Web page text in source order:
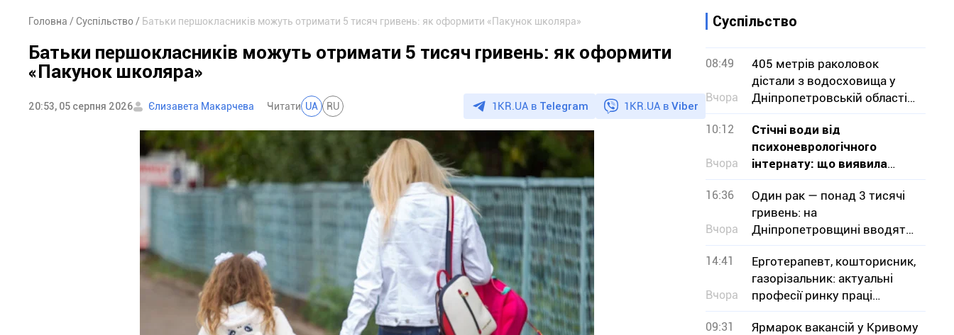
Головна Суспільство Батьки першокласників можуть отримати 5 тисяч гривень: як оформити «Пакунок школяра»
Батьки першокласників можуть отримати 5 тисяч гривень: як оформити
«Пакунок школяра»
20:53, 05 серпня 2026 Єлизавета Макарчева Читати UA RU 1KR.UA в Telegram 1KR.UA в Viber
Суспільство
08:49
Вчора
405 метрів раколовок
дістали з водосховища у
Дніпропетровській області
— чим вони небезпечні
10:12
Вчора
Стічні води від
психоневрологічного
інтернату: що виявила
перевірка на Криворіжжі
16:36
Вчора
Один рак — понад 3 тисячі
гривень: на
Дніпропетровщині вводять
заборону на вилов
14:41
Вчора
Ерготерапевт, кошторисник,
газорізальник: актуальні
професії ринку праці
Дніпропетровщини в серпні
09:31
Ярмарок вакансій у Кривому